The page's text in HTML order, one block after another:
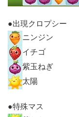
●出現クロプシー
ニンジン
イチゴ
紫玉ねぎ
太陽
●特殊マス